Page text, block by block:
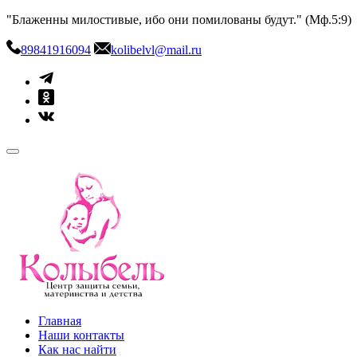
Skip
content
"Блаженны милостивые, ибо они помилованы будут." (Мф.5:9)
89841916094 kolibelvl@mail.ru
kolibel-vl.ru
Центр защиты семьи, материнства и детства
Главная
Наши контакты
Как нас найти